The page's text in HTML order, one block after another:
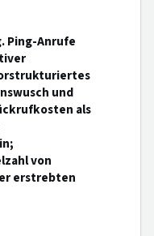
Ping-Anrufe
und
als
von
erstrebten